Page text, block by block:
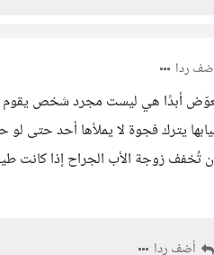
ردا
تُعوّض أبدًا هي ليست مجرد شخص
يترك فجوة لا يملأها أحد حتى
تُخفف زوجة الأب الجراح إذا كانت
أضف ردا